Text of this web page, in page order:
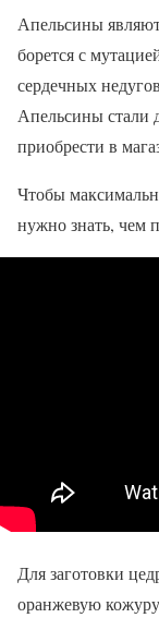
Апельсины
борется с
сердечных
Апельсины стали
приобрести в
Чтобы
нужно знать, чем
Для заготовки
оранжевую